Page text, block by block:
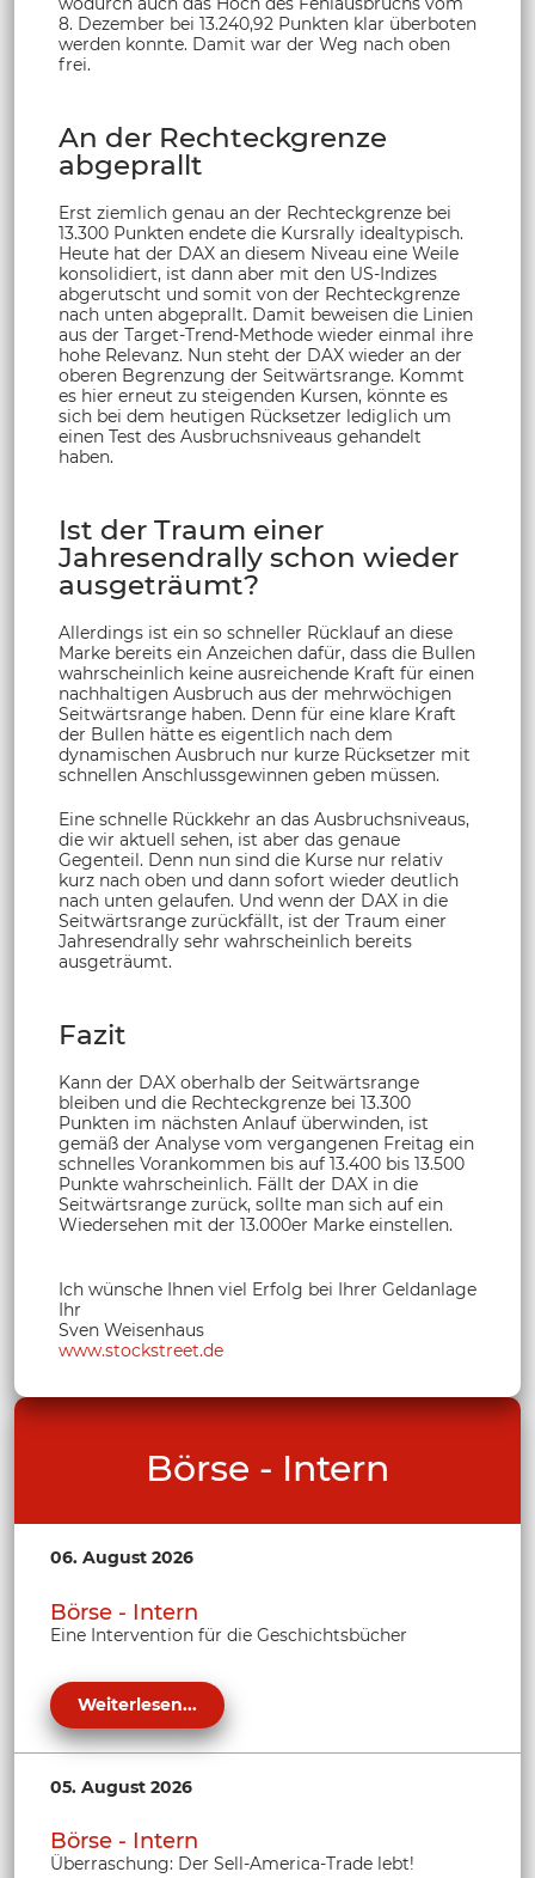
8. Dezember bei 13.240,92 Punkten klar überboten
werden konnte. Damit war der Weg nach oben
frei.
An der Rechteckgrenze
abgeprallt
Erst ziemlich genau an der Rechteckgrenze bei
13.300 Punkten endete die Kursrally idealtypisch.
Heute hat der DAX an diesem Niveau eine Weile
konsolidiert, ist dann aber mit den US-Indizes
abgerutscht und somit von der Rechteckgrenze
nach unten abgeprallt. Damit beweisen die Linien
aus der Target-Trend-Methode wieder einmal ihre
hohe Relevanz. Nun steht der DAX wieder an der
oberen Begrenzung der Seitwärtsrange. Kommt
es hier erneut zu steigenden Kursen, könnte es
sich bei dem heutigen Rücksetzer lediglich um
einen Test des Ausbruchsniveaus gehandelt
haben.
Ist der Traum einer
Jahresendrally schon wieder
ausgeträumt?
Allerdings ist ein so schneller Rücklauf an diese
Marke bereits ein Anzeichen dafür, dass die Bullen
wahrscheinlich keine ausreichende Kraft für einen
nachhaltigen Ausbruch aus der mehrwöchigen
Seitwärtsrange haben. Denn für eine klare Kraft
der Bullen hätte es eigentlich nach dem
dynamischen Ausbruch nur kurze Rücksetzer mit
schnellen Anschlussgewinnen geben müssen.
Eine schnelle Rückkehr an das Ausbruchsniveaus,
die wir aktuell sehen, ist aber das genaue
Gegenteil. Denn nun sind die Kurse nur relativ
kurz nach oben und dann sofort wieder deutlich
nach unten gelaufen. Und wenn der DAX in die
Seitwärtsrange zurückfällt, ist der Traum einer
Jahresendrally sehr wahrscheinlich bereits
ausgeträumt.
Fazit
Kann der DAX oberhalb der Seitwärtsrange
bleiben und die Rechteckgrenze bei 13.300
Punkten im nächsten Anlauf überwinden, ist
gemäß der Analyse vom vergangenen Freitag ein
schnelles Vorankommen bis auf 13.400 bis 13.500
Punkte wahrscheinlich. Fällt der DAX in die
Seitwärtsrange zurück, sollte man sich auf ein
Wiedersehen mit der 13.000er Marke einstellen.
Ich wünsche Ihnen viel Erfolg bei Ihrer Geldanlage
Ihr
Sven Weisenhaus
www.stockstreet.de
Börse - Intern
06. August 2026
Börse - Intern
Eine Intervention für die Geschichtsbücher
Weiterlesen...
05. August 2026
Börse - Intern
Überraschung: Der Sell-America-Trade lebt!